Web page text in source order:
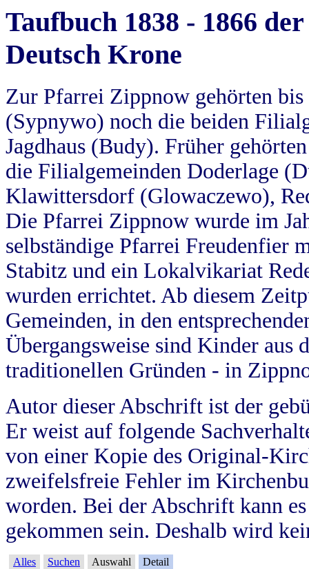
Taufbuch 1838 - 1866
Deutsch Krone
Zur Pfarrei Zippnow gehörten
(Sypnywo) noch die beiden
Jagdhaus (Budy). Früher
die Filialgemeinden Doderlage
Klawittersdorf (Glowaczewo),
Die Pfarrei Zippnow wurde im
selbständige Pfarrei Freudenfier
Stabitz und ein Lokalvikariat
wurden errichtet. Ab diesem
Gemeinden, in den
Übergangsweise sind Kinder aus
traditionellen Gründen - in
Autor dieser Abschrift ist der
Er weist auf folgende
von einer Kopie des Original-
zweifelsfreie Fehler im
worden. Bei der Abschrift kann
gekommen sein. Deshalb wird
Alles Suchen Auswahl Detail